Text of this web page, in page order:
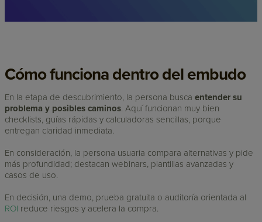
Cómo funciona dentro del embudo
En la etapa de descubrimiento, la persona buscaentender su
problema y posibles caminos. Aquí funcionan muy bien
checklists, guías rápidas y calculadoras sencillas, porque
entregan claridad inmediata.
En consideración, la persona usuaria compara alternativas y pide
más profundidad; destacan webinars, plantillas avanzadas y
casos de uso.
En decisión, una demo, prueba gratuita o auditoría orientada al
ROI reduce riesgos y acelera la compra.